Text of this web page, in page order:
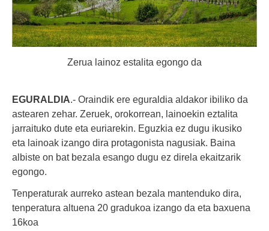
Zerua lainoz estalita egongo da
EGURALDIA.- Oraindik ere eguraldia aldakor ibiliko da
astearen zehar. Zeruek, orokorrean, lainoekin eztalita
jarraituko dute eta euriarekin. Eguzkia ez dugu ikusiko
eta lainoak izango dira protagonista nagusiak. Baina
albiste on bat bezala esango dugu ez direla ekaitzarik
egongo.
Tenperaturak aurreko astean bezala mantenduko dira,
tenperatura altuena 20 gradukoa izango da eta baxuena
16koa